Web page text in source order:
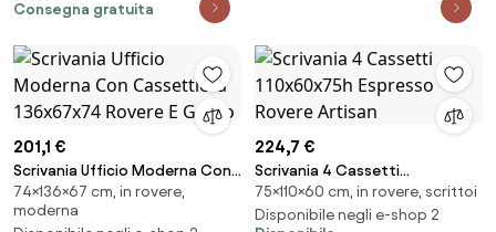
Consegna gratuita
201,1 €
Scrivania Ufficio Moderna Con
Cassettiera 136x67x74 Rovere
E Grigio
74×136×67 cm, in rovere,
moderna
224,7 €
Scrivania 4 Cassetti
110x60x75h Espresso Rovere
Artisan
75×110×60 cm, in rovere, scrittoi
Disponibile negli e-shop 2